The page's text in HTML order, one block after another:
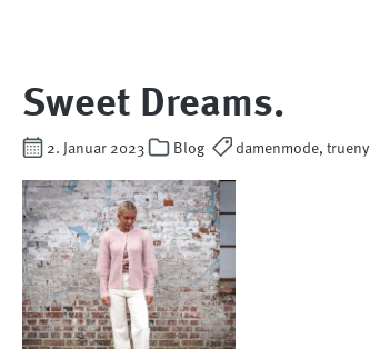
Sweet Dreams.
2. Januar 2023 Blog damenmode,